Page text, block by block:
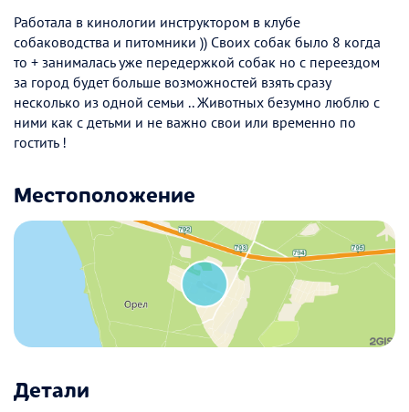
Работала в кинологии инструктором в клубе
собаководства и питомники )) Своих собак было 8 когда
то + занималась уже передержкой собак но с переездом
за город будет больше возможностей взять сразу
несколько из одной семьи .. Животных безумно люблю с
ними как с детьми и не важно свои или временно по
гостить !
Местоположение
Детали